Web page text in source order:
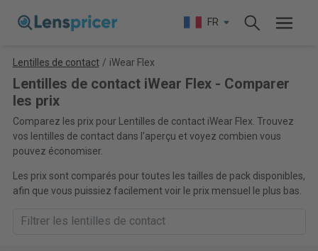
FR
Lentilles de contact / iWear Flex
Lentilles de contact iWear Flex - Comparer
les prix
Comparez les prix pour Lentilles de contact iWear Flex. Trouvez
vos lentilles de contact dans l'aperçu et voyez combien vous
pouvez économiser.
Les prix sont comparés pour toutes les tailles de pack disponibles,
afin que vous puissiez facilement voir le prix mensuel le plus bas.